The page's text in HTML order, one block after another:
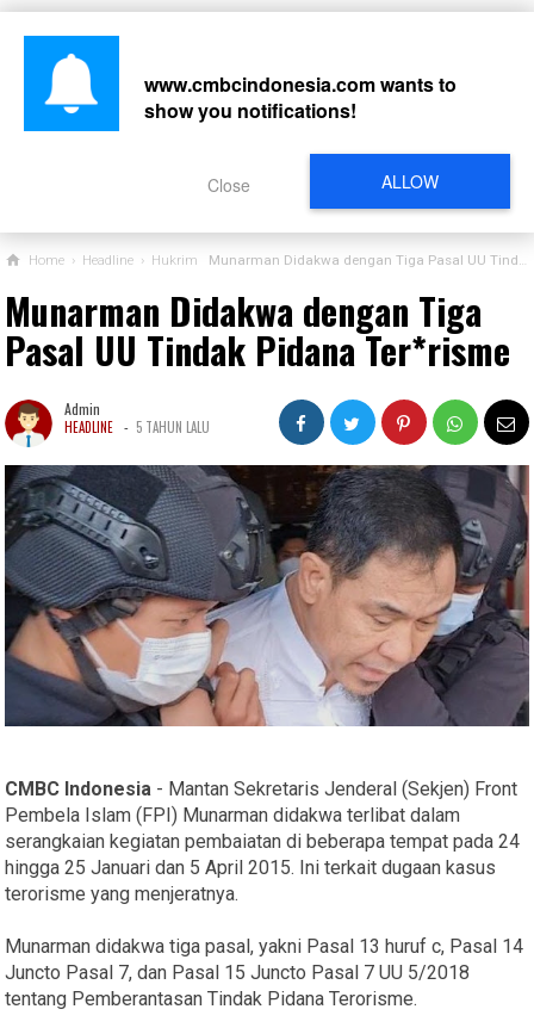
Home › Headline › Hukrim Munarman Didakwa dengan Tiga Pasal UU Tindak Pidana Ter*risme
Munarman Didakwa dengan Tiga
Pasal UU Tindak Pidana Ter*risme
Admin
HEADLINE - 5 TAHUN LALU
CMBC Indonesia - Mantan Sekretaris Jenderal (Sekjen) Front
Pembela Islam (FPI) Munarman didakwa terlibat dalam
serangkaian kegiatan pembaiatan di beberapa tempat pada 24
hingga 25 Januari dan 5 April 2015. Ini terkait dugaan kasus
terorisme yang menjeratnya.
Munarman didakwa tiga pasal, yakni Pasal 13 huruf c, Pasal 14
Juncto Pasal 7, dan Pasal 15 Juncto Pasal 7 UU 5/2018
tentang Pemberantasan Tindak Pidana Terorisme.
www.cmbcindonesia.comwants to
show you notifications!
ALLOW
Close